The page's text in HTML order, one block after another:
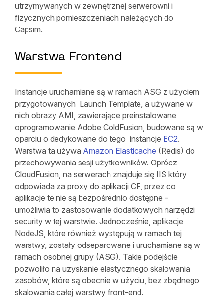
utrzymywanych w zewnętrznej serwerowni i
fizycznych pomieszczeniach należących do
Capsim.
Warstwa Frontend
Instancje uruchamiane są w ramach ASG z użyciem
przygotowanych Launch Template, a używane w
nich obrazy AMI, zawierające preinstalowane
oprogramowanie Adobe ColdFusion, budowane są w
oparciu o dedykowane do tego instancje EC2.
Warstwa ta używa Amazon Elasticache (Redis) do
przechowywania sesji użytkowników. Oprócz
CloudFusion, na serwerach znajduje się IIS który
odpowiada za proxy do aplikacji CF, przez co
aplikacje te nie są bezpośrednio dostępne –
umożliwia to zastosowanie dodatkowych narzędzi
security w tej warstwie. Jednocześnie, aplikacje
NodeJS, które również występują w ramach tej
warstwy, zostały odseparowane i uruchamiane są w
ramach osobnej grupy (ASG). Takie podejście
pozwoliło na uzyskanie elastycznego skalowania
zasobów, które są obecnie w użyciu, bez zbędnego
skalowania całej warstwy front-end.